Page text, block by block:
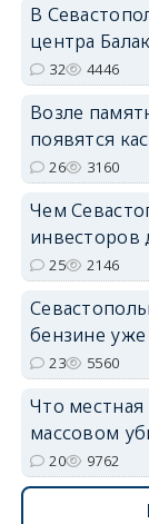
В
центра
32 4446
Возле
появятся
26 3160
Чем
инвесторов
25 2146
бензине уже
23 5560
Что местная
массовом
20 9762